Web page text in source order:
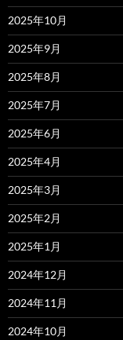
2025年10月
2025年9月
2025年8月
2025年7月
2025年6月
2025年4月
2025年3月
2025年2月
2025年1月
2024年12月
2024年11月
2024年10月